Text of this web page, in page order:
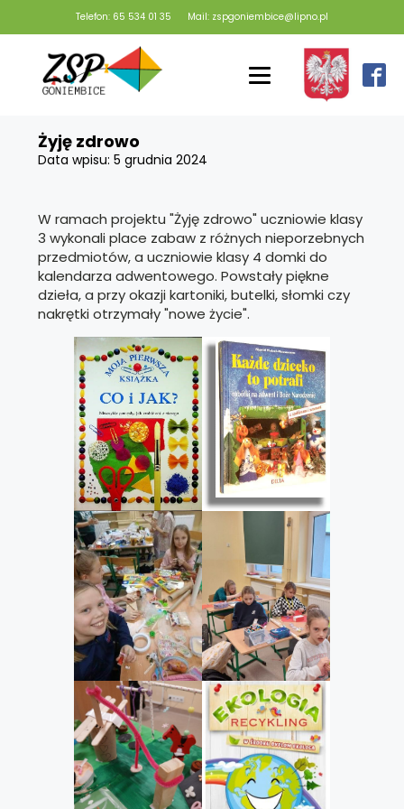
Telefon: 65 534 01 35 Mail: zspgoniembice@lipno.pl
Żyję zdrowo
Data wpisu:5 grudnia 2024
W ramach projektu "Żyję zdrowo" uczniowie klasy
3 wykonali place zabaw z różnych nieporzebnych
przedmiotów, a uczniowie klasy 4 domki do
kalendarza adwentowego. Powstały piękne
dzieła, a przy okazji kartoniki, butelki, słomki czy
nakrętki otrzymały "nowe życie".